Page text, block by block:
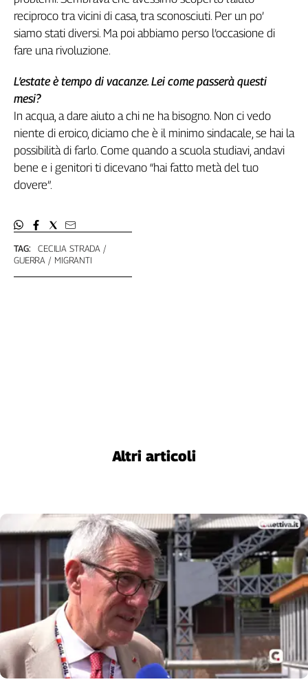
TAG:
CECILIA STRADA
GUERRA
MIGRANTI
reciproco tra vicini di casa, tra sconosciuti. Per un po’
siamo stati diversi. Ma poi abbiamo perso l’occasione di
fare una rivoluzione.
L’estate è tempo di vacanze. Lei come passerà questi
mesi?
In acqua, a dare aiuto a chi ne ha bisogno. Non ci vedo
niente di eroico, diciamo che è il minimo sindacale, se hai la
possibilità di farlo. Come quando a scuola studiavi, andavi
bene e i genitori ti dicevano “hai fatto metà del tuo
dovere”.
Altri articoli